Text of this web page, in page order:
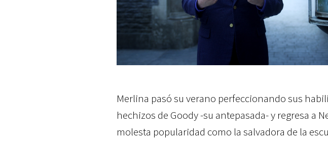
Merlina pasó su verano perfeccionando sus
hechizos de Goody -su antepasada- y regresa a
molesta popularidad como la salvadora de la